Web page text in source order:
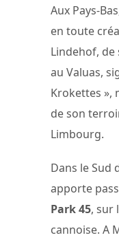
Aux Pays-
en toute
Lindehof, de
au Valuas,
Krokettes »,
de son
Limbourg.
Dans le Sud
apporte
Park 45, sur
cannoise. A